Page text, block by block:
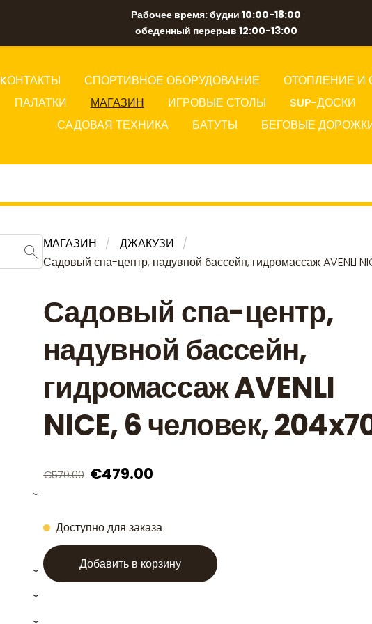
Рабочее время: будни 10:00-18:00
обеденный перерыв 12:00-13:00
KОНТАКТЫ СПОРТИВНОЕ ОБОРУДОВАНИЕ
ОТОПЛЕНИЕ И
ПАЛАТКИ МАГАЗИН ИГРОВЫЕ СТОЛЫ
SUP-ДОСКИ
САДОВАЯ ТЕХНИКА
БАТУТЫ БЕГОВЫЕ
›
›
›
›
МАГАЗИН
ДЖАКУЗИ
Садовый спа-центр, надувной бассейн, гидромассаж AVENLI
Садовый спа-центр,
надувной бассейн,
гидромассаж AVENLI
NICE, 6 человек,
€570.00 €479.00
Доступно для заказа
Добавить в корзину